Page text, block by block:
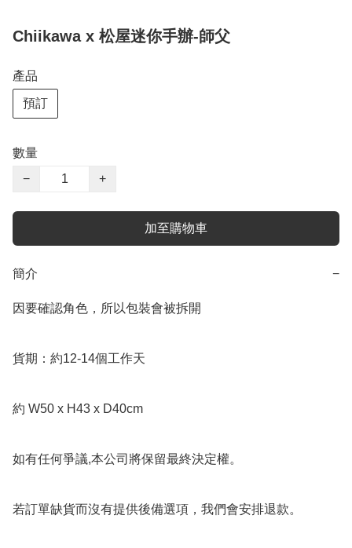
Chiikawa x 松屋迷你手辦-師父
產品
預訂
數量
−
+
加至購物車
簡介 −
因要確認角色，所以包裝會被拆開
貨期：約12-14個工作天
約 W50 x H43 x D40cm
如有任何爭議,本公司將保留最終決定權。
若訂單缺貨而沒有提供後備選項，我們會安排退款。